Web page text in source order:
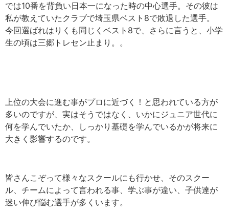
では10番を背負い日本一になった時の中心選手。その彼は
私が教えていたクラブで埼玉県ベスト8で敗退した選手。
今回選ばれはりくも同じくベスト8で、さらに言うと、小学
生の頃は三郷トレセン止まり。。
上位の大会に進む事がプロに近づく！と思われている方が
多いのですが、実はそうではなく、いかにジュニア世代に
何を学んでいたか、しっかり基礎を学んでいるかが将来に
大きく影響するのです。
皆さんこぞって様々なスクールにも行かせ、そのスクー
ル、チームによって言われる事、学ぶ事が違い、子供達が
迷い伸び悩む選手が多くいます。